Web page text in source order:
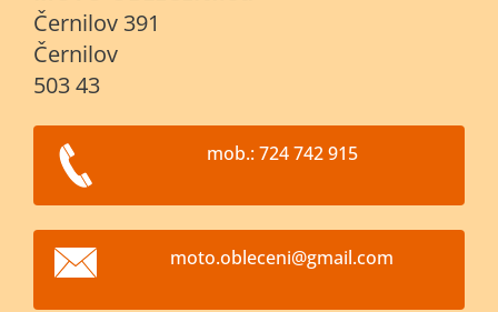
Černilov 391
Černilov
503 43
mob.: 724 742 915
moto.obleceni@gmail.com